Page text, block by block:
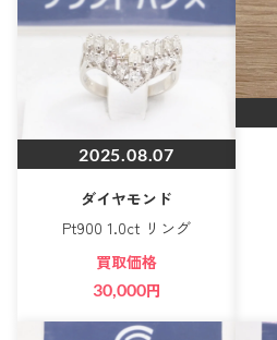
2025.08.07
ダイヤモンド
Pt900 1.0ct リング
買取価格
30,000円